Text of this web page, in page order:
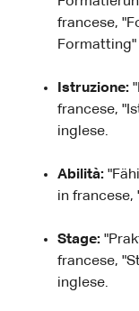
francese,
Formatting"
Istruzione:
francese,
inglese.
Abilità:
in francese,
Stage:
francese,
inglese.